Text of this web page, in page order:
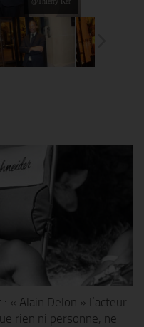
« Alain Delon » l’acteur
rien ni personne, ne